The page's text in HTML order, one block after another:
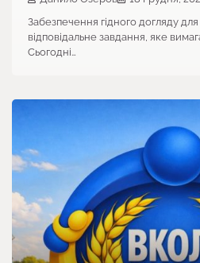
Забезпечення гідного догляду
відповідальне завдання, яке
Сьогодні…